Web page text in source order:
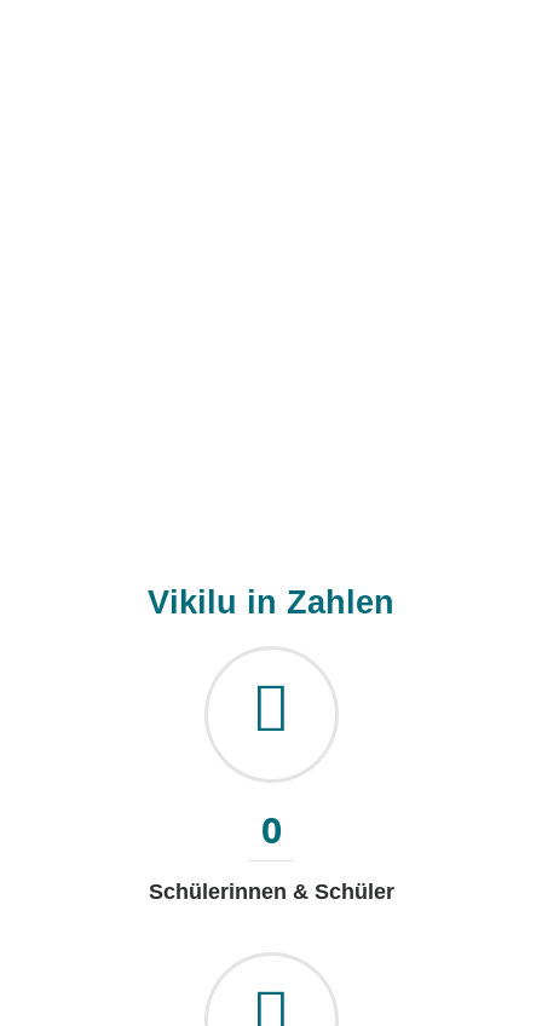
Vikilu in Zahlen
0
Schülerinnen & Schüler